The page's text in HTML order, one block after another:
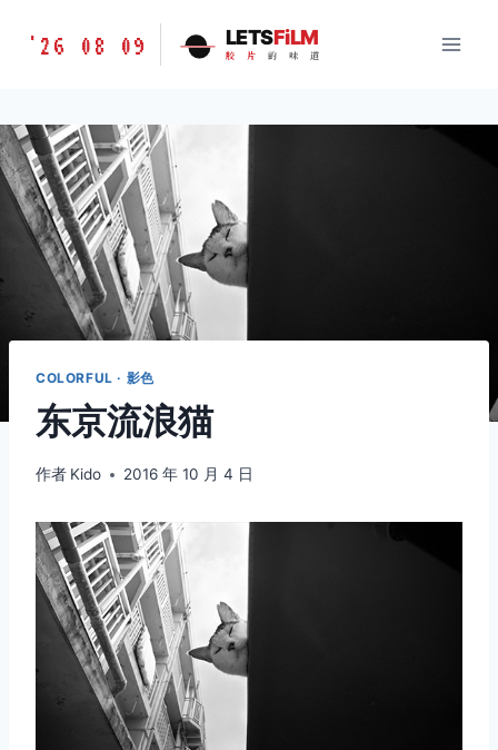
胶
味
道
LETSFILM
'26 08 09 LETSFiLM
胶 片 的 味 道
COLORFUL · 影色
东京流浪猫
作者 Kido 2016 年 10 月 4 日